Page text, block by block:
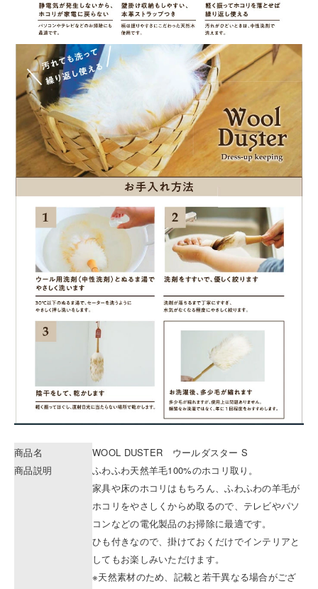
商品名
WOOL DUSTER ウールダスター S
商品説明
ふわふわ天然羊毛100%のホコリ取り。
家具や床のホコリはもちろん、ふわふわの羊毛が
ホコリをやさしくからめ取るので、テレビやパソ
コンなどの電化製品のお掃除に最適です。
ひも付きなので、掛けておくだけでインテリアと
してもお楽しみいただけます。
※天然素材のため、記載と若干異なる場合がござ